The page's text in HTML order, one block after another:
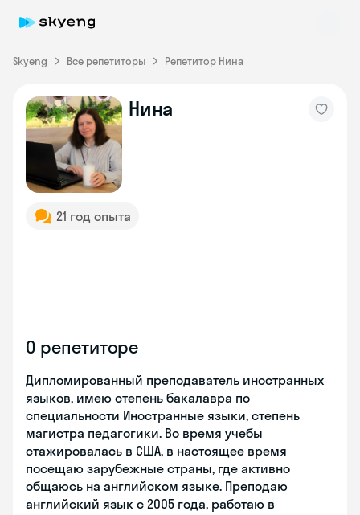
Skyeng Все репетиторы Репетитор Нина
Нина
21 год опыта
О репетиторе
Дипломированный преподаватель иностранных
языков, имею степень бакалавра по
специальности Иностранные языки, степень
магистра педагогики. Во время учебы
стажировалась в США, в настоящее время
посещаю зарубежные страны, где активно
общаюсь на английском языке. Преподаю
английский язык с 2005 года, работаю в
Skyeng Chat
online